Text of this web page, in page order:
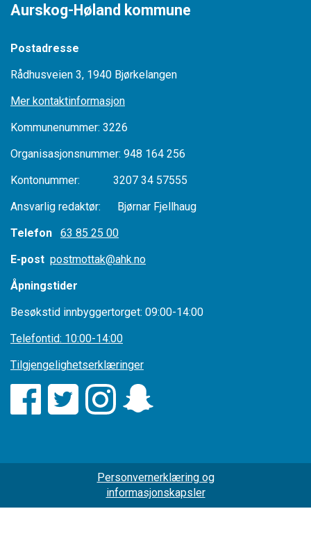
Aurskog-Høland kommune
Postadresse
Rådhusveien 3, 1940 Bjørkelangen
Mer kontaktinformasjon
Kommunenummer: 3226
Organisasjonsnummer: 948 164 256
Kontonummer: 3207 34 57555
Ansvarlig redaktør: Bjørnar Fjellhaug
Telefon 63 85 25 00
E-post postmottak@ahk.no
Åpningstider
Besøkstid innbyggertorget: 09:00-14:00
Telefontid: 10:00-14:00
Tilgjengelighetserklæringer
Personvernerklæring og
informasjonskapsler